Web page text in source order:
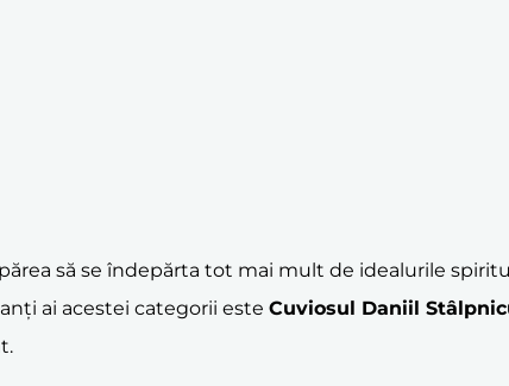
să se îndepărta tot mai mult de idealurile
ai acestei categorii este Cuviosul Daniil